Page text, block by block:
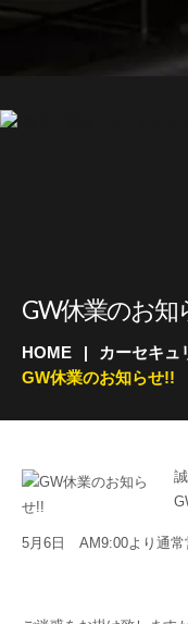
GW休業のお知
HOME
カーセキュ
GW休業のお知らせ!!
5月6日 AM9:00より通常